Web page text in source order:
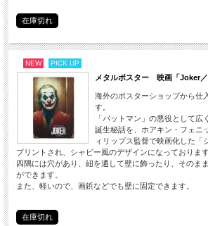
在庫切れ
NEW PICK UP
メタルポスター 映画「Joker／
海外のポスターショップから仕
す。
「バットマン」の悪役として広
誕生秘話を、ホアキン・フェニ
ィリップス監督で映画化した「
プリントされ、シャビー風のデザインになっております
四隅には穴があり、紐を通して壁に飾ったり、そのま
ができます。
また、軽いので、画鋲などでも壁に固定できます。
在庫切れ